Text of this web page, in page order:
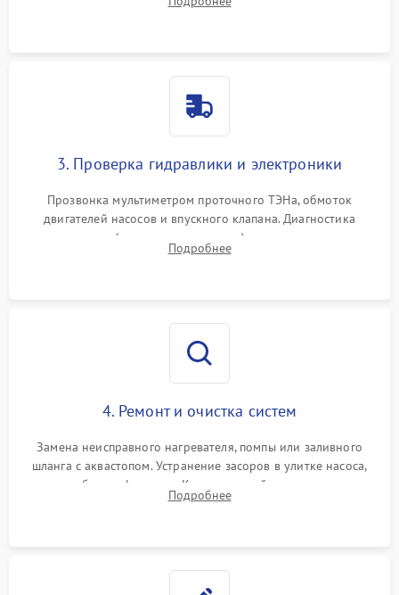
циркуляционному насосу, ТЭНу и сливной помпе.
3. Проверка гидравлики и электроники
Прозвонка мультиметром проточного ТЭНа, обмоток
двигателей насосов и впускного клапана. Диагностика
прессостата (датчика уровня воды), датчика мутности,
концевика дверцы и электронного модуля управления.
Подробнее
4. Ремонт и очистка систем
Замена неисправного нагревателя, помпы или заливного
шланга с аквастопом. Устранение засоров в улитке насоса,
патрубках и фильтрах. Компонентный ремонт платы
управления, восстановление поврежденной проводки.
Подробнее